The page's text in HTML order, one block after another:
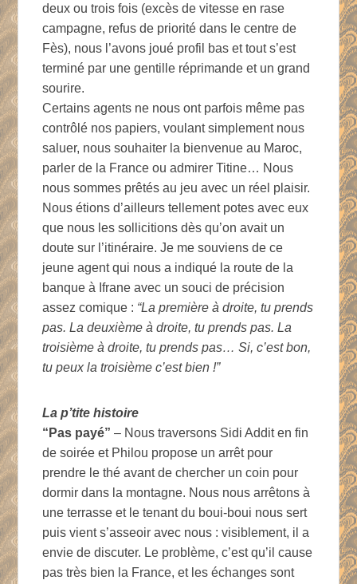
deux ou trois fois (excès de vitesse en rase
campagne, refus de priorité dans le centre de
Fès), nous l’avons joué profil bas et tout s’est
terminé par une gentille réprimande et un grand
sourire.
Certains agents ne nous ont parfois même pas
contrôlé nos papiers, voulant simplement nous
saluer, nous souhaiter la bienvenue au Maroc,
parler de la France ou admirer Titine… Nous
nous sommes prêtés au jeu avec un réel plaisir.
Nous étions d’ailleurs tellement potes avec eux
que nous les sollicitions dès qu’on avait un
doute sur l’itinéraire. Je me souviens de ce
jeune agent qui nous a indiqué la route de la
banque à Ifrane avec un souci de précision
assez comique : “La première à droite, tu prends
pas. La deuxième à droite, tu prends pas. La
troisième à droite, tu prends pas… Si, c’est bon,
tu peux la troisième c’est bien !”
La p’tite histoire
“Pas payé” – Nous traversons Sidi Addit en fin
de soirée et Philou propose un arrêt pour
prendre le thé avant de chercher un coin pour
dormir dans la montagne. Nous nous arrêtons à
une terrasse et le tenant du boui-boui nous sert
puis vient s’asseoir avec nous : visiblement, il a
envie de discuter. Le problème, c’est qu’il cause
pas très bien la France, et les échanges sont